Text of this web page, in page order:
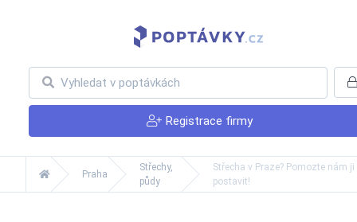
Registrace firmy
Praha
Střechy,
půdy
Střecha v Praze? Pomozte nám ji
postavit!